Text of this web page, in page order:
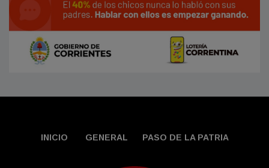
INICIO GENERAL PASO DE LA PATRIA